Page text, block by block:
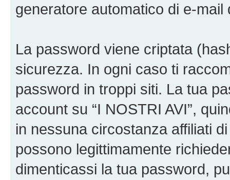
generatore automatico di e-mail
La password viene criptata
sicurezza. In ogni caso ti
password in troppi siti. La tua
account su “I NOSTRI AVI”,
in nessuna circostanza affiliati
possono legittimamente
dimenticassi la tua password,